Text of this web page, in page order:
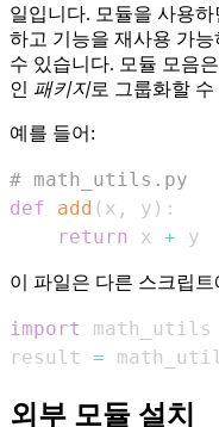
일입니다. 모듈을 사용
하고 기능을 재사용 가
수 있습니다. 모듈 모음은
인 패키지로 그룹화할 수
예를 들어:
# math_utils.py
def
add ( x , y ) :
return
x + y
이 파일은 다른 스크립
import
result =
외부 모듈 설치